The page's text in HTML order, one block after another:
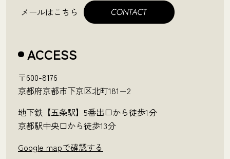
メールはこちら
ACCESS
〒600-8176
京都府京都市下京区北町181−2
地下鉄【五条駅】5番出口から徒歩1分
京都駅中央口から徒歩13分
Google mapで確認する